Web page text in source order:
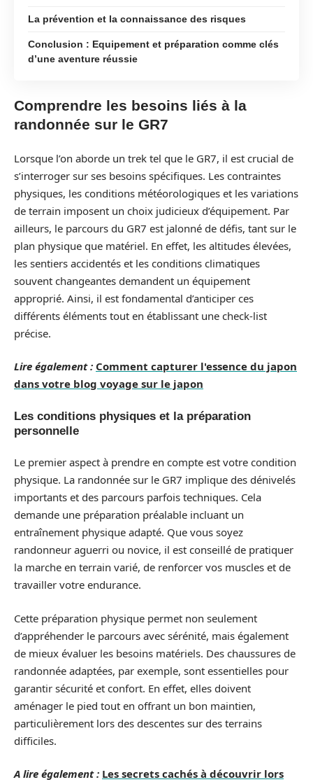
La prévention et la connaissance des risques
Conclusion : Equipement et préparation comme clés
d’une aventure réussie
Comprendre les besoins liés à la
randonnée sur le GR7
Lorsque l’on aborde un trek tel que le GR7, il est crucial de
s’interroger sur ses besoins spécifiques. Les contraintes
physiques, les conditions météorologiques et les variations
de terrain imposent un choix judicieux d’équipement. Par
ailleurs, le parcours du GR7 est jalonné de défis, tant sur le
plan physique que matériel. En effet, les altitudes élevées,
les sentiers accidentés et les conditions climatiques
souvent changeantes demandent un équipement
approprié. Ainsi, il est fondamental d’anticiper ces
différents éléments tout en établissant une check-list
précise.
Lire également : Comment capturer l'essence du japon
dans votre blog voyage sur le japon
Les conditions physiques et la préparation
personnelle
Le premier aspect à prendre en compte est votre condition
physique. La randonnée sur le GR7 implique des dénivelés
importants et des parcours parfois techniques. Cela
demande une préparation préalable incluant un
entraînement physique adapté. Que vous soyez
randonneur aguerri ou novice, il est conseillé de pratiquer
la marche en terrain varié, de renforcer vos muscles et de
travailler votre endurance.
Cette préparation physique permet non seulement
d’appréhender le parcours avec sérénité, mais également
de mieux évaluer les besoins matériels. Des chaussures de
randonnée adaptées, par exemple, sont essentielles pour
garantir sécurité et confort. En effet, elles doivent
aménager le pied tout en offrant un bon maintien,
particulièrement lors des descentes sur des terrains
difficiles.
A lire également : Les secrets cachés à découvrir lors